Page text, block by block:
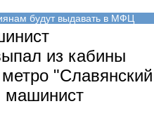
будут выдавать в МФЦ
из кабины
машинист